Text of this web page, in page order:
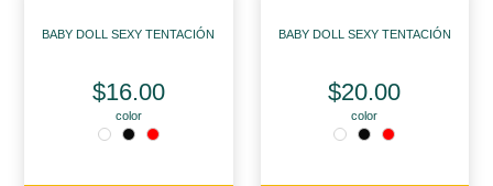
BABY DOLL SEXY TENTACIÓN
$16.00
color
BABY DOLL SEXY TENTACIÓN
$20.00
color